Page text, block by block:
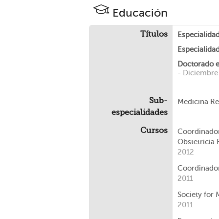
Educación
Títulos
Doctorado
- Diciembre
Sub-
especialidades
Medicina
Cursos
Obstetricia
2012
2011
Society for
2011